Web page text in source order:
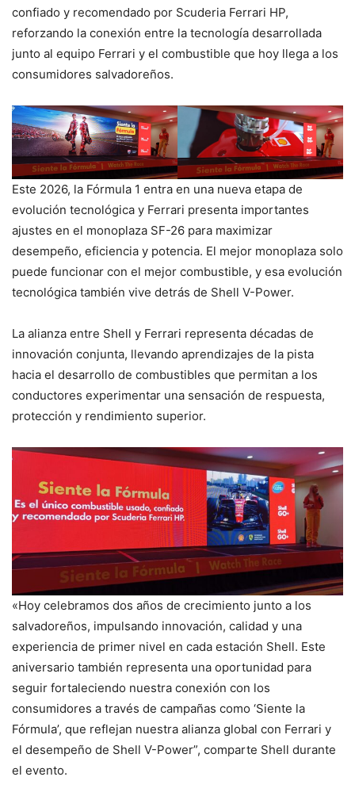
confiado y recomendado por Scuderia Ferrari HP,
reforzando la conexión entre la tecnología desarrollada
junto al equipo Ferrari y el combustible que hoy llega a los
consumidores salvadoreños.
Este 2026, la Fórmula 1 entra en una nueva etapa de
evolución tecnológica y Ferrari presenta importantes
ajustes en el monoplaza SF-26 para maximizar
desempeño, eficiencia y potencia. El mejor monoplaza solo
puede funcionar con el mejor combustible, y esa evolución
tecnológica también vive detrás de Shell V-Power.
La alianza entre Shell y Ferrari representa décadas de
innovación conjunta, llevando aprendizajes de la pista
hacia el desarrollo de combustibles que permitan a los
conductores experimentar una sensación de respuesta,
protección y rendimiento superior.
«Hoy celebramos dos años de crecimiento junto a los
salvadoreños, impulsando innovación, calidad y una
experiencia de primer nivel en cada estación Shell. Este
aniversario también representa una oportunidad para
seguir fortaleciendo nuestra conexión con los
consumidores a través de campañas como ‘Siente la
Fórmula’, que reflejan nuestra alianza global con Ferrari y
el desempeño de Shell V-Power”, comparte Shell durante
el evento.